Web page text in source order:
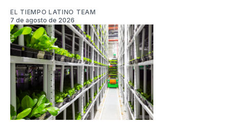
EL TIEMPO LATINO TEAM
7 de agosto de 2026